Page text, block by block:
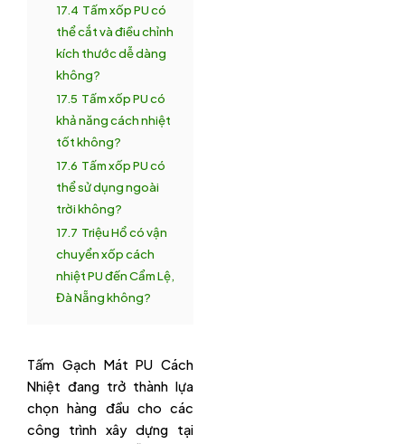
17.4 Tấm xốp PU có
thể cắt và điều chỉnh
kích thước dễ dàng
không?
17.5 Tấm xốp PU có
khả năng cách nhiệt
tốt không?
17.6 Tấm xốp PU có
thể sử dụng ngoài
trời không?
17.7 Triệu Hổ có vận
chuyển xốp cách
nhiệt PU đến Cẩm Lệ,
Đà Nẵng không?
Tấm Gạch Mát PU Cách
Nhiệt đang trở thành lựa
chọn hàng đầu cho các
công trình xây dựng tại